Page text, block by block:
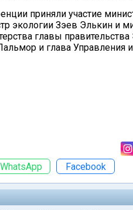
приняли участие
экологии Зэев Элькин и
главы
и глава Управления
WhatsApp Facebook